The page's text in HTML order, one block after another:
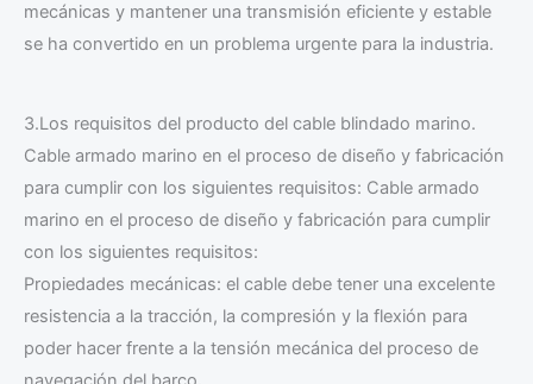
mecánicas y mantener una transmisión eficiente y estable
se ha convertido en un problema urgente para la industria.
3.Los requisitos del producto del cable blindado marino.
Cable armado marino en el proceso de diseño y fabricación
para cumplir con los siguientes requisitos: Cable armado
marino en el proceso de diseño y fabricación para cumplir
con los siguientes requisitos:
Propiedades mecánicas: el cable debe tener una excelente
resistencia a la tracción, la compresión y la flexión para
poder hacer frente a la tensión mecánica del proceso de